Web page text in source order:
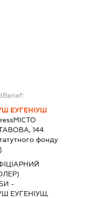
ЕУГЕНІУШ
МІСТО
144
фонду
-
ЕУГЕНІУШ,